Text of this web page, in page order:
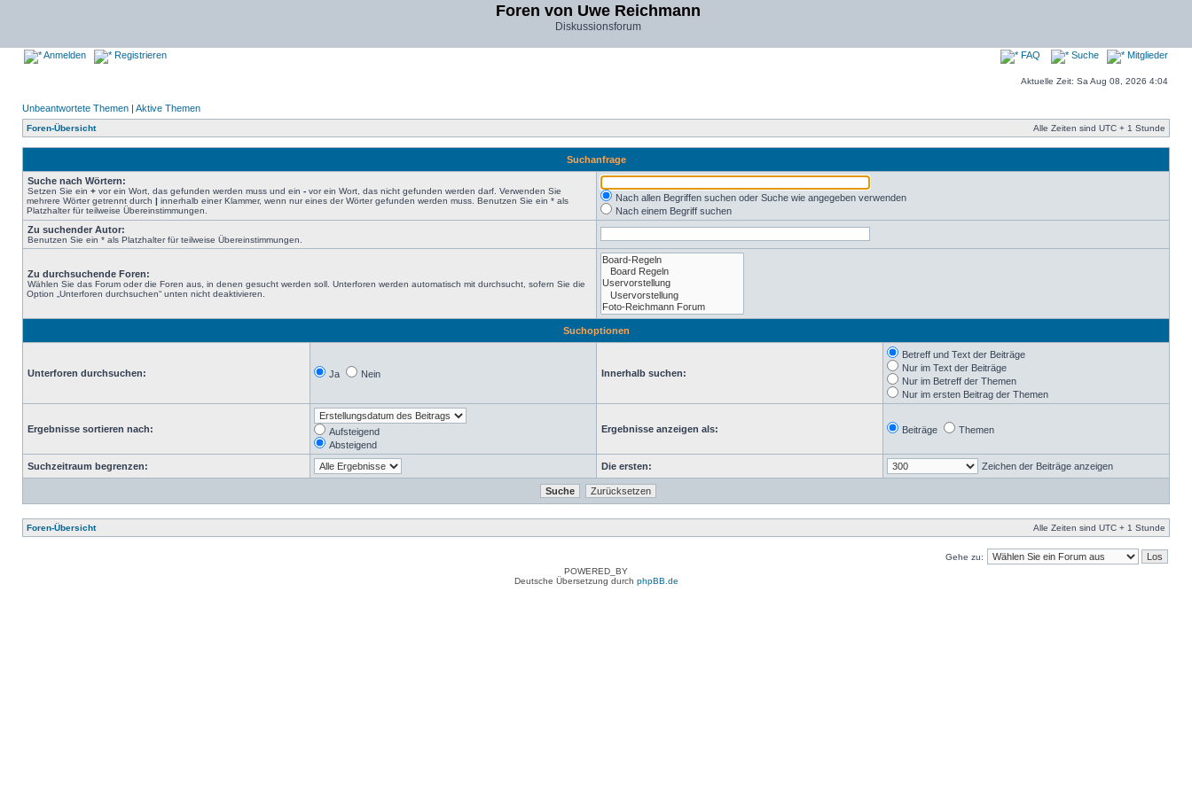
Foren von Uwe Reichmann
Diskussionsforum
Anmelden Registrieren FAQ Suche Mitglieder
Aktuelle Zeit: Sa Aug 08, 2026 4:04
Unbeantwortete Themen | Aktive Themen
Foren-Übersicht Alle Zeiten sind UTC + 1 Stunde
Suchanfrage
Suche nach Wörtern:
Setzen Sie ein + vor ein Wort, das gefunden werden muss und ein - vor ein Wort, das nicht gefunden werden darf. Verwenden Sie
mehrere Wörter getrennt durch | innerhalb einer Klammer, wenn nur eines der Wörter gefunden werden muss. Benutzen Sie ein * als
Platzhalter für teilweise Übereinstimmungen.
Nach allen Begriffen suchen oder Suche wie angegeben verwenden
Nach einem Begriff suchen
Zu suchender Autor:
Benutzen Sie ein * als Platzhalter für teilweise Übereinstimmungen.
Zu durchsuchende Foren:
Wählen Sie das Forum oder die Foren aus, in denen gesucht werden soll. Unterforen werden automatisch mit durchsucht, sofern Sie die
Option „Unterforen durchsuchen“ unten nicht deaktivieren.
Suchoptionen
Unterforen durchsuchen: Ja Nein Innerhalb suchen:
Betreff und Text der Beiträge
Nur im Text der Beiträge
Nur im Betreff der Themen
Nur im ersten Beitrag der Themen
Ergebnisse sortieren nach:
Aufsteigend
Absteigend
Ergebnisse anzeigen als: Beiträge Themen
Suchzeitraum begrenzen: Die ersten: Zeichen der Beiträge anzeigen
Foren-Übersicht Alle Zeiten sind UTC + 1 Stunde
Gehe zu:
POWERED_BY
Deutsche Übersetzung durch phpBB.de